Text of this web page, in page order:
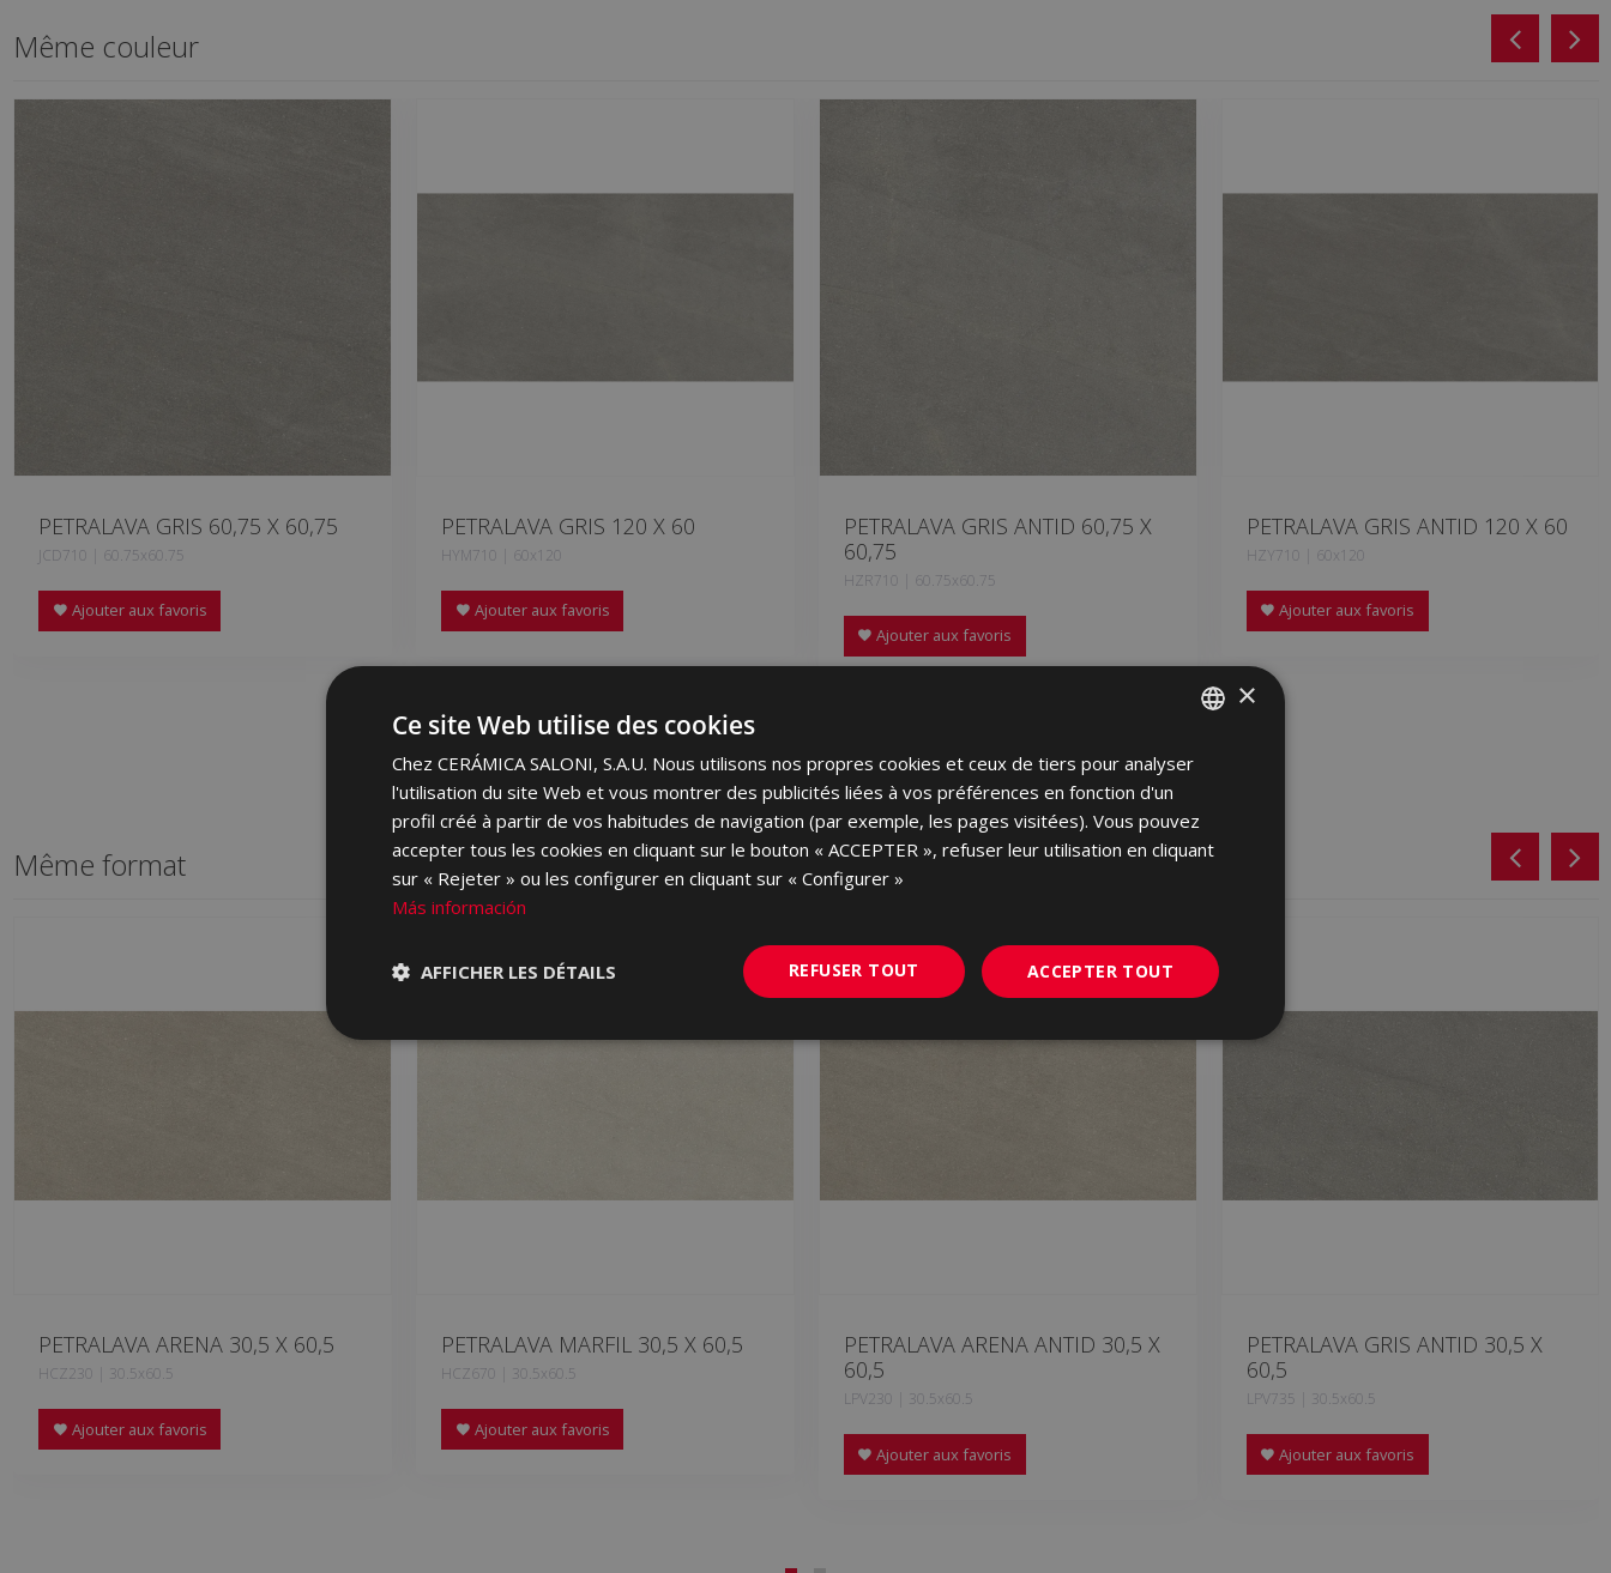
Même couleur
PETRALAVA GRIS 60,75 X 60,75
JCD710 | 60.75x60.75
Ajouter aux favoris
PETRALAVA GRIS 120 X 60
HYM710 | 60x120
Ajouter aux favoris
PETRALAVA GRIS ANTID 60,75 X
60,75
HZR710 | 60.75x60.75
Ajouter aux favoris
PETRALAVA GRIS ANTID 120 X 60
HZY710 | 60x120
Ajouter aux favoris
Même format
PETRALAVA ARENA 30,5 X 60,5
HCZ230 | 30.5x60.5
Ajouter aux favoris
PETRALAVA MARFIL 30,5 X 60,5
HCZ670 | 30.5x60.5
Ajouter aux favoris
PETRALAVA ARENA ANTID 30,5 X
60,5
LPV230 | 30.5x60.5
Ajouter aux favoris
PETRALAVA GRIS ANTID 30,5 X
60,5
LPV735 | 30.5x60.5
Ajouter aux favoris
SPANISH
ENGLISH
FRENCH
×
Ce site Web utilise des cookies
Chez CERÁMICA SALONI, S.A.U. Nous utilisons nos propres cookies et ceux de tiers pour analyser
l'utilisation du site Web et vous montrer des publicités liées à vos préférences en fonction d'un
profil créé à partir de vos habitudes de navigation (par exemple, les pages visitées). Vous pouvez
accepter tous les cookies en cliquant sur le bouton « ACCEPTER », refuser leur utilisation en cliquant
sur « Rejeter » ou les configurer en cliquant sur « Configurer »
Más información
ACCEPTER TOUT
REFUSER TOUT
AFFICHER LES DÉTAILS